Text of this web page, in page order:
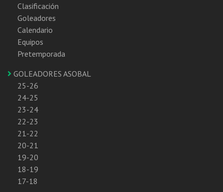
Clasificación
Goleadores
Calendario
Equipos
Pretemporada
GOLEADORES ASOBAL
25-26
24-25
23-24
22-23
21-22
20-21
19-20
18-19
17-18